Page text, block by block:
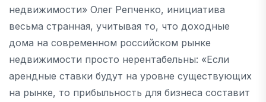
недвижимости» Олег Репченко, инициатива
весьма странная, учитывая то, что доходные
дома на современном российском рынке
недвижимости просто нерентабельны: «Если
арендные ставки будут на уровне существующих
на рынке, то прибыльность для бизнеса составит